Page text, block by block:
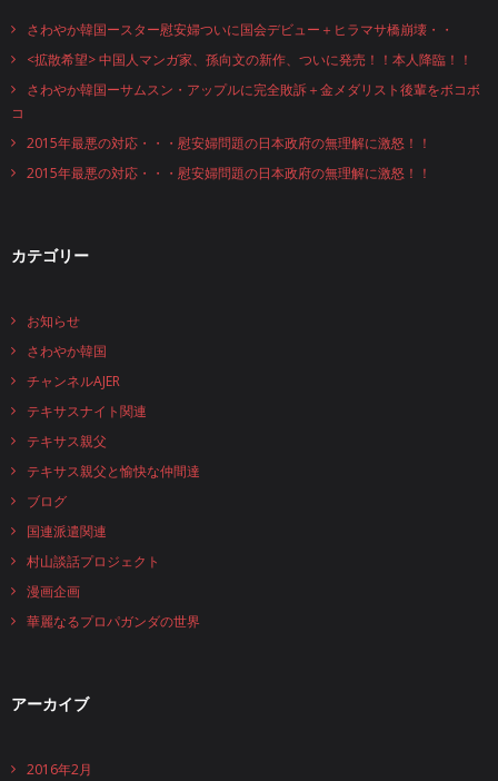
さわやか韓国ースター慰安婦ついに国会デビュー＋ヒラマサ橋崩壊・・
<拡散希望> 中国人マンガ家、孫向文の新作、ついに発売！！本人降臨！！
さわやか韓国ーサムスン・アップルに完全敗訴＋金メダリスト後輩をボコボ
コ
2015年最悪の対応・・・慰安婦問題の日本政府の無理解に激怒！！
2015年最悪の対応・・・慰安婦問題の日本政府の無理解に激怒！！
カテゴリー
お知らせ
さわやか韓国
チャンネルAJER
テキサスナイト関連
テキサス親父
テキサス親父と愉快な仲間達
ブログ
国連派遣関連
村山談話プロジェクト
漫画企画
華麗なるプロパガンダの世界
アーカイブ
2016年2月